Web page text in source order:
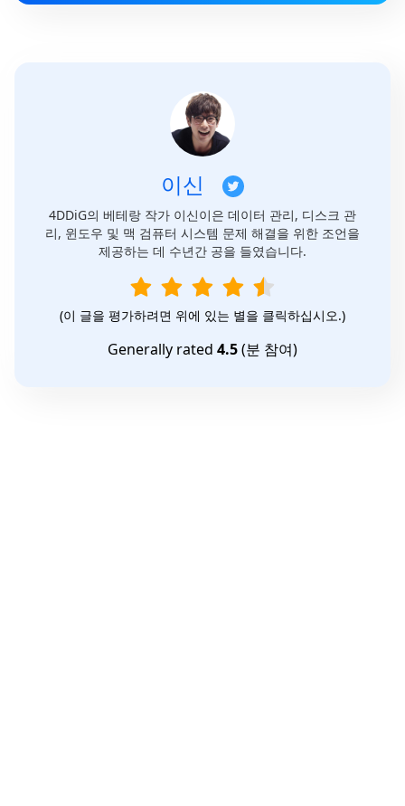
이신
4DDiG의 베테랑 작가 이신이은 데이터 관리, 디스크 관
리, 윈도우 및 맥 검퓨터 시스템 문제 해결을 위한 조언을
제공하는 데 수년간 공을 들였습니다.
(이 글을 평가하려면 위에 있는 별을 클릭하십시오.)
Generally rated 4.5(분 참여)